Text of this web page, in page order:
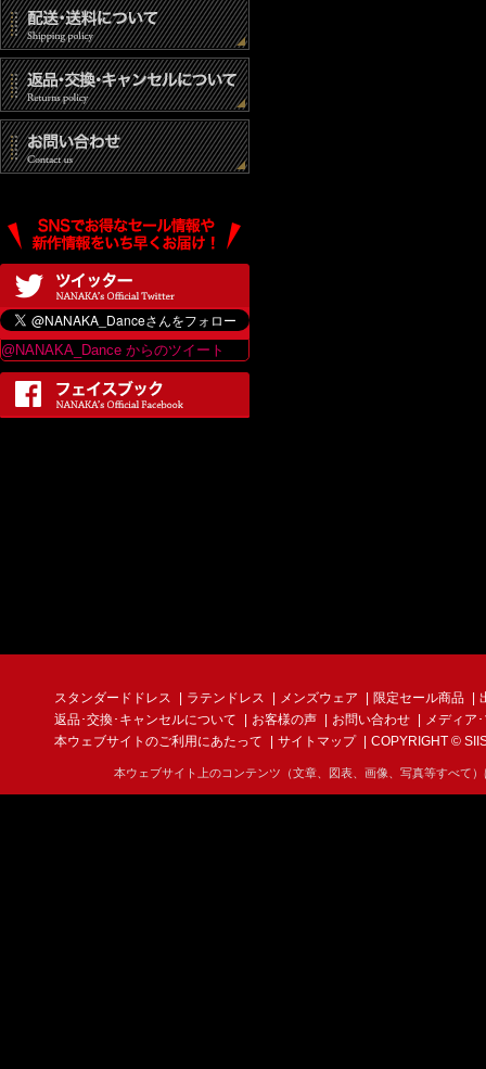
@NANAKA_Dance からのツイート
スタンダードドレス ラテンドレス メンズウェア 限定セール商品
返品･交換･キャンセルについて
お客様の声 お問い合わせ
メディア
本ウェブサイトのご利用にあたって
サイトマップ COPYRIGHT ©
本ウェブサイト上のコンテンツ（文章、図表、画像、写真等すべて